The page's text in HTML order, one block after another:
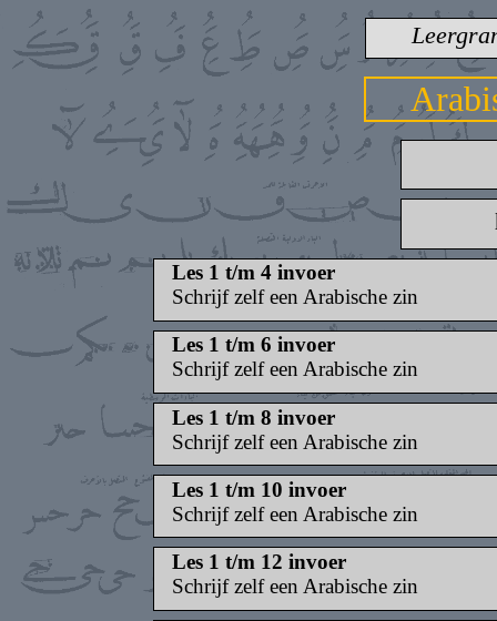
Les 1 t/m 4 invoer
Schrijf zelf een Arabische zin
Les 1 t/m 6 invoer
Schrijf zelf een Arabische zin
Les 1 t/m 8 invoer
Schrijf zelf een Arabische zin
Les 1 t/m 10 invoer
Schrijf zelf een Arabische zin
Les 1 t/m 12 invoer
Schrijf zelf een Arabische zin